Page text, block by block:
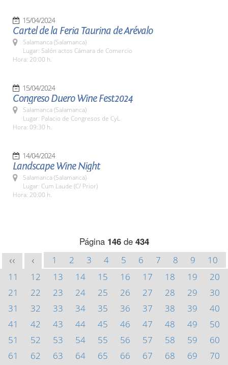
15/04/2024
Cartel de la Feria Taurina de Arévalo
Salamanca (Salamanca)
Lugar: Salón actos Cámara de Comercio
Hora: 20:00 h.
15/04/2024
Congreso Duero Wine Fest2024
Salamanca (Salamanca)
Lugar: Palacio de Congresos de CyL
Hora: 09:30 h.
14/04/2024
Landscape Wine Night
Salamanca (Salamanca)
Lugar: Cum Laude (C/ Prior)
Hora: 20:00 h.
Página 146de 434
<< < 1 2 3 4 5 6 7 8 9
10
11
12 13 14 15 16 17 18 19
20
21
22 23 24 25 26 27 28 29
30
31
32 33 34 35 36 37 38 39
40
41
42 43 44 45 46 47 48 49
50
51
52 53 54 55 56 57 58 59
60
61
62 63 64 65 66 67 68 69
70